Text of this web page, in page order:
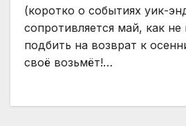
(коротко о событиях уик-
сопротивляется май, как не
подбить на возврат к
своё возьмёт!…